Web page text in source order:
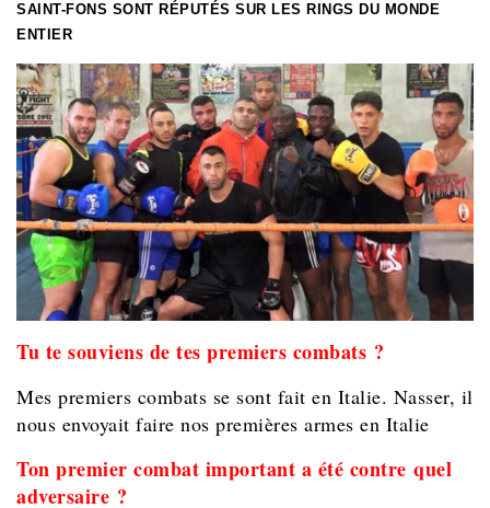
SAINT-FONS SONT RÉPUTÉS SUR LES RINGS DU MONDE
ENTIER
Tu te souviens de tes premiers combats ?
Mes premiers combats se sont fait en Italie. Nasser, il
nous envoyait faire nos premières armes en Italie
Ton premier combat important a été contre quel
adversaire ?